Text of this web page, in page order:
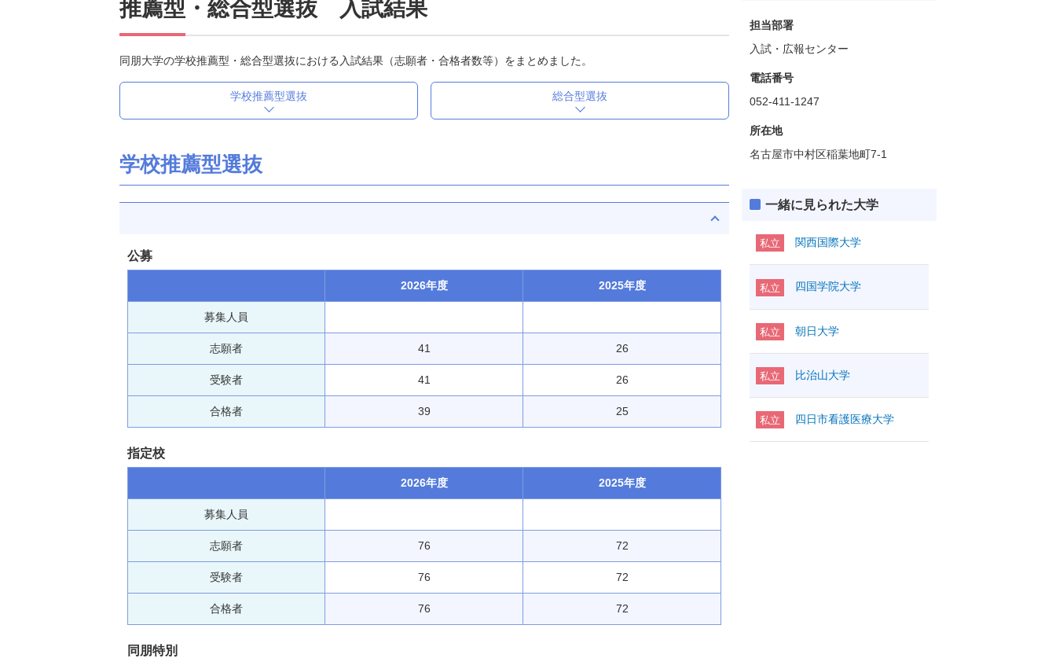
推薦型・総合型選抜 入試結果
同朋大学の学校推薦型・総合型選抜における入試結果（志願者・合格者数等）をまとめました。
学校推薦型選抜 総合型選抜
学校推薦型選抜
公募
2026年度 2025年度
募集人員
志願者 41 26
受験者 41 26
合格者 39 25
指定校
2026年度 2025年度
募集人員
志願者 76 72
受験者 76 72
合格者 76 72
同朋特別
担当部署
入試・広報センター
電話番号
052-411-1247
所在地
名古屋市中村区稲葉地町7-1
一緒に見られた大学
私立 関西国際大学
私立 四国学院大学
私立 朝日大学
私立 比治山大学
私立 四日市看護医療大学